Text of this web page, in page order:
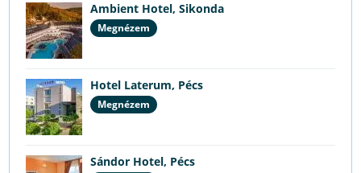
Ambient Hotel, Sikonda
Megnézem
Hotel Laterum, Pécs
Megnézem
Sándor Hotel, Pécs